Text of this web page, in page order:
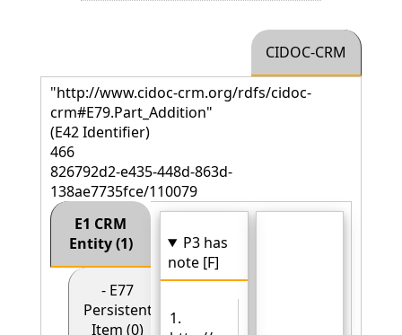
CIDOC-CRM
"http://www.cidoc-crm.org/rdfs/cidoc-
crm#E79.Part_Addition"
(E42 Identifier)
466
826792d2-e435-448d-863d-
138ae7735fce/110079
E1 CRM
Entity (1)
- E77
Persistent
Item (0)
P3 has
note [F]
1.